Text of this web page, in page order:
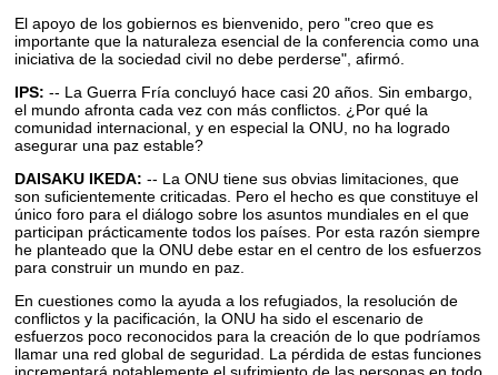
El apoyo de los gobiernos es bienvenido, pero "creo que es
importante que la naturaleza esencial de la conferencia como una
iniciativa de la sociedad civil no debe perderse", afirmó.
IPS: -- La Guerra Fría concluyó hace casi 20 años. Sin embargo,
el mundo afronta cada vez con más conflictos. ¿Por qué la
comunidad internacional, y en especial la ONU, no ha logrado
asegurar una paz estable?
DAISAKU IKEDA: -- La ONU tiene sus obvias limitaciones, que
son suficientemente criticadas. Pero el hecho es que constituye el
único foro para el diálogo sobre los asuntos mundiales en el que
participan prácticamente todos los países. Por esta razón siempre
he planteado que la ONU debe estar en el centro de los esfuerzos
para construir un mundo en paz.
En cuestiones como la ayuda a los refugiados, la resolución de
conflictos y la pacificación, la ONU ha sido el escenario de
esfuerzos poco reconocidos para la creación de lo que podríamos
llamar una red global de seguridad. La pérdida de estas funciones
incrementará notablemente el sufrimiento de las personas en todo